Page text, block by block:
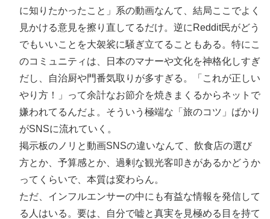
に知りたかったこと」系の動画なんて、結局ここでよく
見かける意見を擦り直してるだけ。逆にReddit民がどう
でもいいことを大袈裟に騒ぎ立てることもある。特にこ
のコミュニティは、日本のマナーや文化を神格化しすぎ
だし、自治厨や門番気取りが多すぎる。「これが正しい
やり方！」って余計なお節介を焼きまくるからネットで
嫌われてるんだよ。そういう極端な「旅のコツ」ばかり
がSNSに流れていく。
掲示板のノリと動画SNSの違いなんて、飲食店の選び
方とか、予算感とか、過剰な観光客叩きがあるかどうか
ってくらいで、本質は変わらん。
ただ、インフルエンサーの中にも有益な情報を発信して
る人はいる。要は、自分で嘘と真実を見極める目を持て